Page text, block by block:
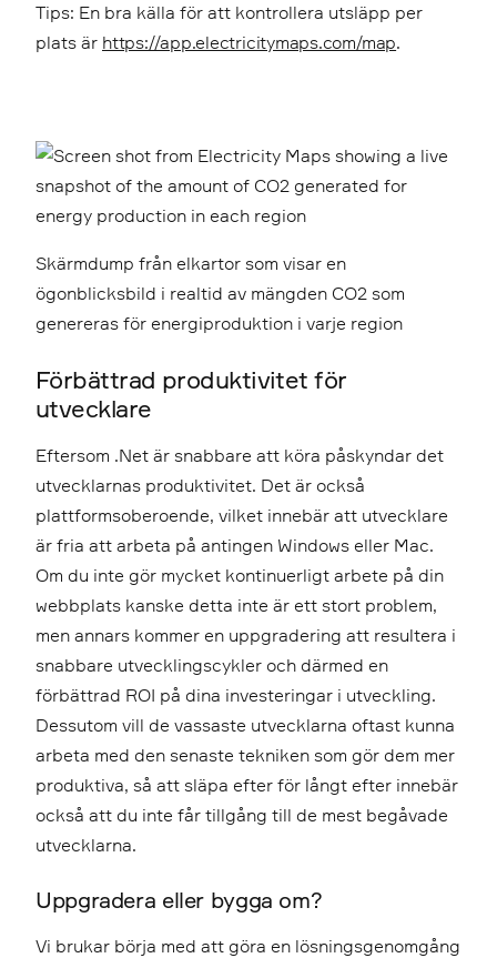
Tips: En bra källa för att kontrollera utsläpp per
plats är https://app.electricitymaps.com/map.
Skärmdump från elkartor som visar en
ögonblicksbild i realtid av mängden CO2 som
genereras för energiproduktion i varje region
Förbättrad produktivitet för
utvecklare
Eftersom .Net är snabbare att köra påskyndar det
utvecklarnas produktivitet. Det är också
plattformsoberoende, vilket innebär att utvecklare
är fria att arbeta på antingen Windows eller Mac.
Om du inte gör mycket kontinuerligt arbete på din
webbplats kanske detta inte är ett stort problem,
men annars kommer en uppgradering att resultera i
snabbare utvecklingscykler och därmed en
förbättrad ROI på dina investeringar i utveckling.
Dessutom vill de vassaste utvecklarna oftast kunna
arbeta med den senaste tekniken som gör dem mer
produktiva, så att släpa efter för långt efter innebär
också att du inte får tillgång till de mest begåvade
utvecklarna.
Uppgradera eller bygga om?
Vi brukar börja med att göra en lösningsgenomgång